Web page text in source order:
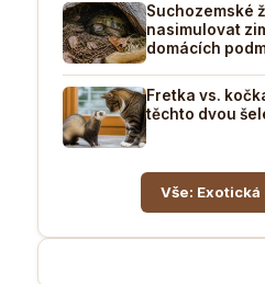
Suchozemské
nasimulovat
domácích
Fretka vs.
těchto dvou
Vše: